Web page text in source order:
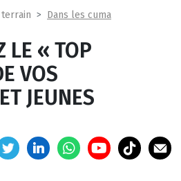
Dans les cuma
LE « TOP
VOS
JEUNES